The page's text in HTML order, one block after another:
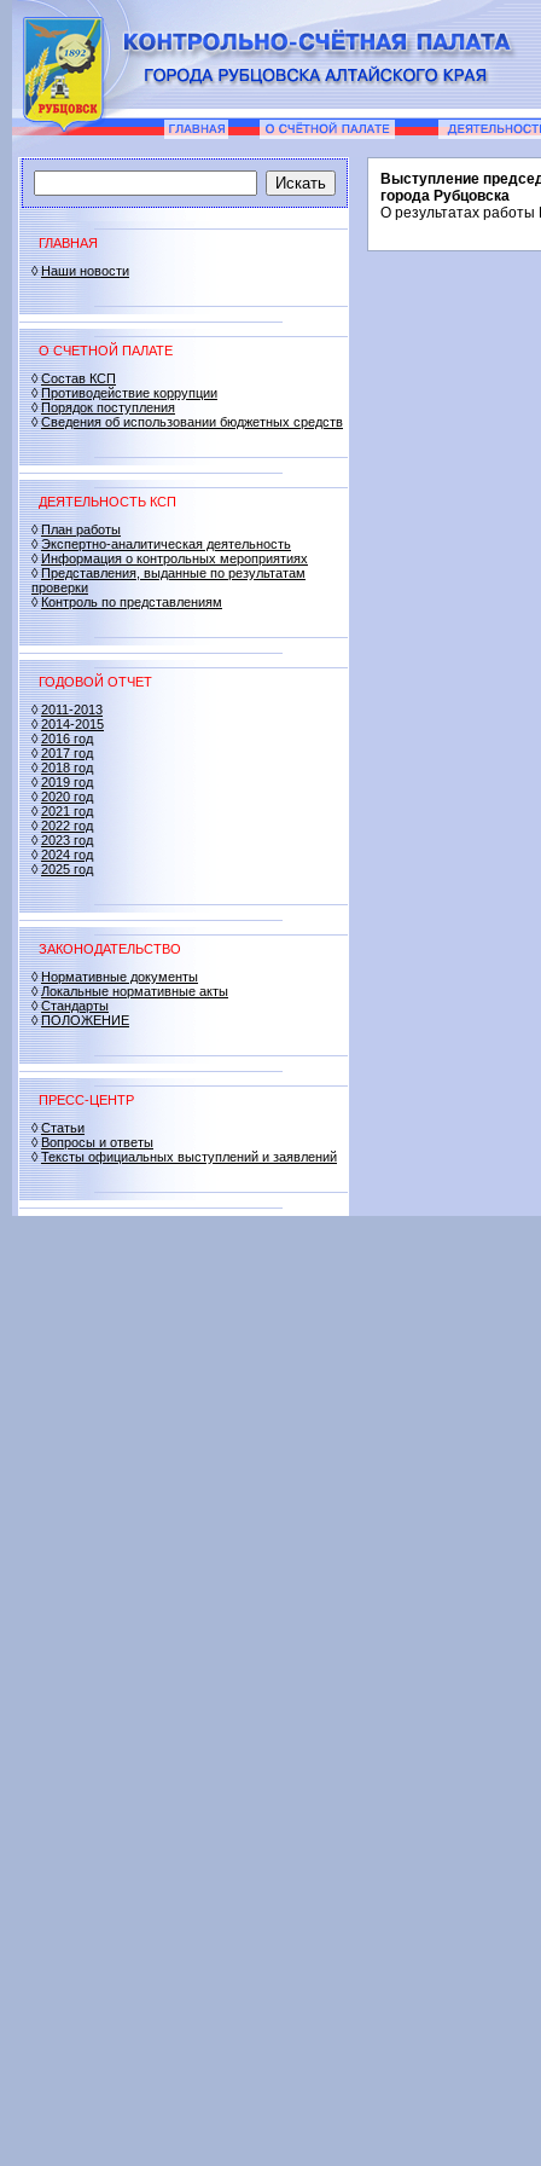
ГЛАВНАЯ
◊Наши новости
О СЧЕТНОЙ ПАЛАТЕ
◊Состав КСП
◊Противодействие коррупции
◊Порядок поступления
◊Сведения об использовании бюджетных средств
ДЕЯТЕЛЬНОСТЬ КСП
◊План работы
◊Экспертно-аналитическая деятельность
◊Информация о контрольных мероприятиях
◊Представления, выданные по результатам
проверки
◊Контроль по представлениям
ГОДОВОЙ ОТЧЕТ
◊2011-2013
◊2014-2015
◊2016 год
◊2017 год
◊2018 год
◊2019 год
◊2020 год
◊2021 год
◊2022 год
◊2023 год
◊2024 год
◊2025 год
ЗАКОНОДАТЕЛЬСТВО
◊Нормативные документы
◊Локальные нормативные акты
◊Стандарты
◊ПОЛОЖЕНИЕ
ПРЕСС-ЦЕНТР
◊Статьи
◊Вопросы и ответы
◊Тексты официальных выступлений и заявлений
Выступление
города Рубцовска
О результатах работы